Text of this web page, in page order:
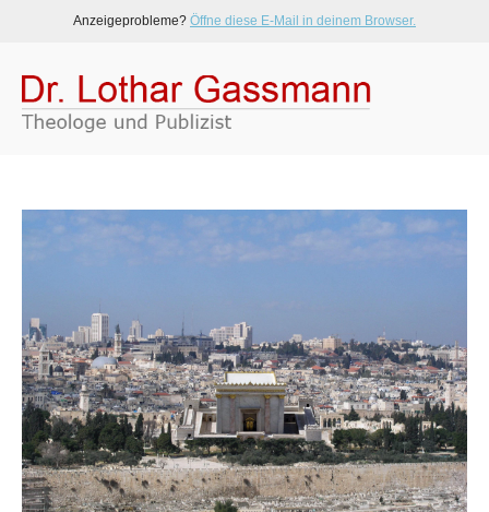
Anzeigeprobleme? Öffne diese E-Mail in deinem Browser.